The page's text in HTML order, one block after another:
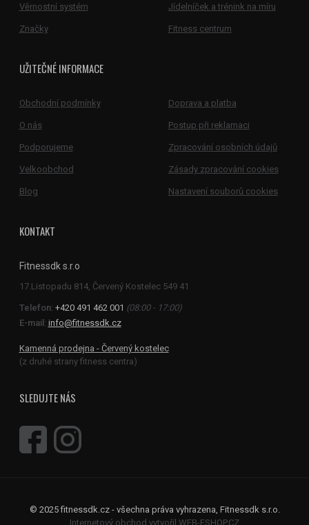
Věrnostní systém Jídelníček a trénink na míru
Značky Fitness centrum
UŽITEČNÉ INFORMACE
Obchodní podmínky Doprava a platba
O nás Postup při reklamaci
Podporujeme Zpracování osobních údajů
Velkoobchod Zásady zpracování cookies
Blog Nastavení souborů cookies
KONTAKT
Fitnessdk s.r.o
Telefon: +420 491 462 001 (08:00 - 17:00)
E-mail: info@fitnessdk.cz
Kamenná prodejna - Červený kostelec
(z druhé strany fitness centra)
SLEDUJTE NÁS
© 2025 fitnessdk.cz - všechna práva vyhrazena, Fitnessdk s.r.o.
Internetový obchod vytvořil WEB-ESHOP.CZ